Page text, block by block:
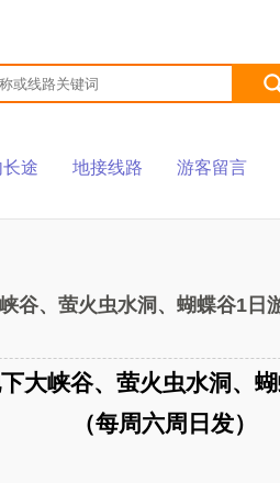
长途 地接线路 游客留言
谷、萤火虫水洞、蝴蝶谷1日
大峡谷、萤火虫水洞、
（每周六周日发）